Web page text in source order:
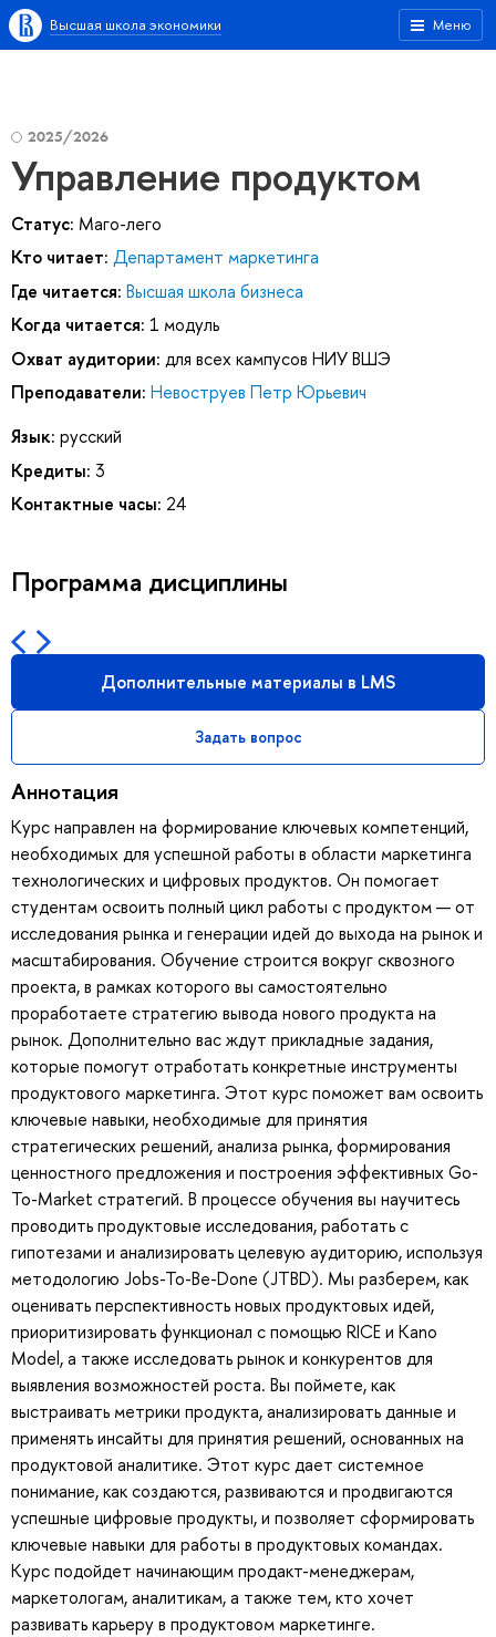
Меню
Высшая школа экономики
2025/2026
Управление продуктом
Статус: Маго-лего
Кто читает: Департамент маркетинга
Где читается: Высшая школа бизнеса
Когда читается: 1 модуль
Охват аудитории: для всех кампусов НИУ ВШЭ
Преподаватели: Невоструев Петр Юрьевич
Язык: русский
Кредиты: 3
Контактные часы: 24
Программа дисциплины
Дополнительные материалы в LMS
Задать вопрос
Аннотация
Курс направлен на формирование ключевых компетенций,
необходимых для успешной работы в области маркетинга
технологических и цифровых продуктов. Он помогает
студентам освоить полный цикл работы с продуктом — от
исследования рынка и генерации идей до выхода на рынок и
масштабирования. Обучение строится вокруг сквозного
проекта, в рамках которого вы самостоятельно
проработаете стратегию вывода нового продукта на
рынок. Дополнительно вас ждут прикладные задания,
которые помогут отработать конкретные инструменты
продуктового маркетинга. Этот курс поможет вам освоить
ключевые навыки, необходимые для принятия
стратегических решений, анализа рынка, формирования
ценностного предложения и построения эффективных Go-
To-Market стратегий. В процессе обучения вы научитесь
проводить продуктовые исследования, работать с
гипотезами и анализировать целевую аудиторию, используя
методологию Jobs-To-Be-Done (JTBD). Мы разберем, как
оценивать перспективность новых продуктовых идей,
приоритизировать функционал с помощью RICE и Kano
Model, а также исследовать рынок и конкурентов для
выявления возможностей роста. Вы поймете, как
выстраивать метрики продукта, анализировать данные и
применять инсайты для принятия решений, основанных на
продуктовой аналитике. Этот курс дает системное
понимание, как создаются, развиваются и продвигаются
успешные цифровые продукты, и позволяет сформировать
ключевые навыки для работы в продуктовых командах.
Курс подойдет начинающим продакт-менеджерам,
маркетологам, аналитикам, а также тем, кто хочет
развивать карьеру в продуктовом маркетинге.